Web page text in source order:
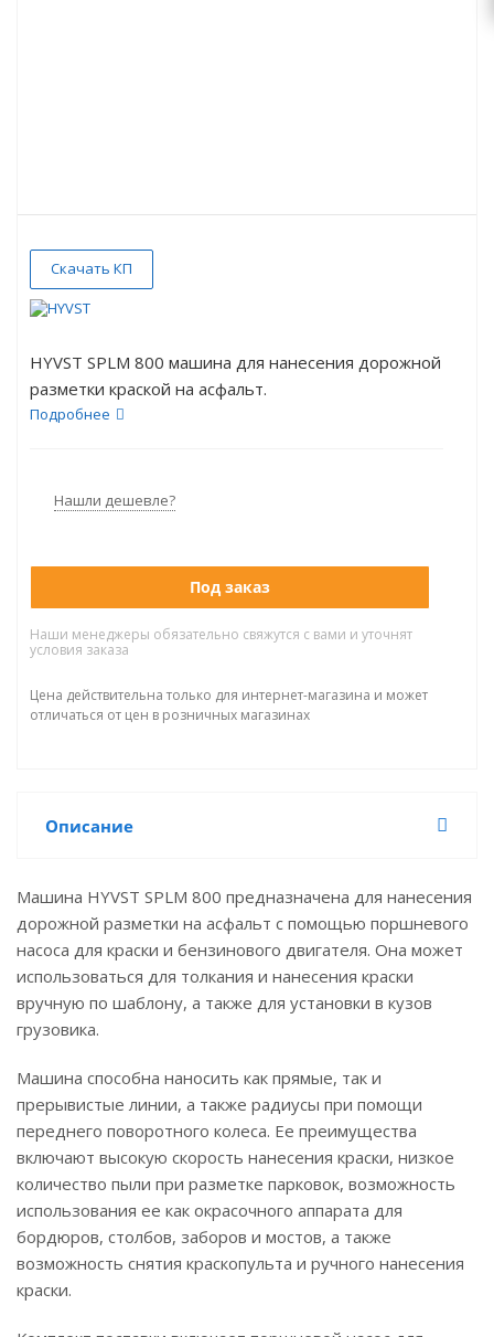
Скачать КП
HYVST SPLM 800 машина для нанесения дорожной
разметки краской на асфальт.
Подробнее
Нашли дешевле?
Под заказ
Наши менеджеры обязательно свяжутся с вами и уточнят
условия заказа
Цена действительна только для интернет-магазина и может
отличаться от цен в розничных магазинах
Описание
Машина HYVST SPLM 800 предназначена для нанесения
дорожной разметки на асфальт с помощью поршневого
насоса для краски и бензинового двигателя. Она может
использоваться для толкания и нанесения краски
вручную по шаблону, а также для установки в кузов
грузовика.
Машина способна наносить как прямые, так и
прерывистые линии, а также радиусы при помощи
переднего поворотного колеса. Ее преимущества
включают высокую скорость нанесения краски, низкое
количество пыли при разметке парковок, возможность
использования ее как окрасочного аппарата для
бордюров, столбов, заборов и мостов, а также
возможность снятия краскопульта и ручного нанесения
краски.